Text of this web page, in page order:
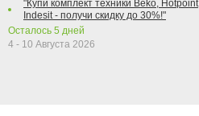
"Купи комплект техники Beko, Hotpoint,
Indesit - получи скидку до 30%!"
Осталось 5 дней
4 - 10 Августа 2026